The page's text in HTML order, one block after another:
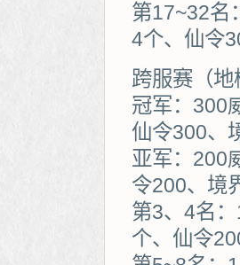
第17~32名
4个、仙令
跨服赛（地
冠军：300
仙令300、
亚军：200
令200、境
第3、4名
个、仙令